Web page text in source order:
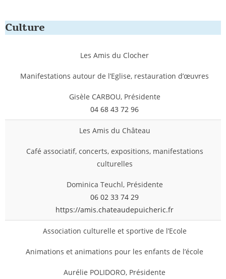
Culture
Les Amis du Clocher
Manifestations autour de l’Eglise, restauration d’œuvres
Gisèle CARBOU, Présidente
04 68 43 72 96
Les Amis du Château
Café associatif, concerts, expositions, manifestations
culturelles
Dominica Teuchl, Présidente
06 02 33 74 29
https://amis.chateaudepuicheric.fr
Association culturelle et sportive de l’Ecole
Animations et animations pour les enfants de l’école
Aurélie POLIDORO, Présidente